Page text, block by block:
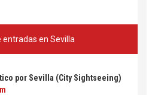
entradas en Sevilla
por Sevilla (City Sightseeing)